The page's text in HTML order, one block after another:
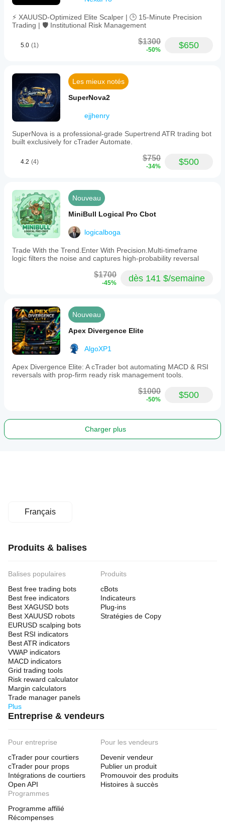
external
dependencies
internet
access
Profil de trading
Style
de
trading
Trading
Type de
Tendance
Technique
Fréquence
de trades
Moyenne
minimal
recommandé
1%
Période
du
graphique
45 minutes
Levier du
backtesting
quotidienne
risques
d'ordre
Limite
Quantité
max.
(lots)
1
Contrôles
des
risques
pris en
charge
Stop loss
Take profit
Limite de diminution maximale
⚡ XAUUSD-Optimized Elite Scalper | 🕒 15-Minute Precision
Trading | 🛡️ Institutional Risk Management
5.0 (1) $1300
-50% $650
Les mieux notés
SuperNova2
ejjhenry
SuperNova is a professional-grade Supertrend ATR trading bot
built exclusively for cTrader Automate.
4.2 (4) $750
-34% $500
Nouveau
MiniBull Logical Pro Cbot
logicalboga
Trade With the Trend.Enter With Precision.Multi-timeframe
logic filters the noise and captures high-probability reversal
$1700
-45% dès 141 $/semaine
Nouveau
Apex Divergence Elite
AlgoXP1
Apex Divergence Elite: A cTrader bot automating MACD & RSI
reversals with prop-firm ready risk management tools.
$1000
-50% $500
Charger plus
Français
Produits & balises
Balises populaires
Best free trading bots
Best free indicators
Best XAGUSD bots
Best XAUUSD robots
EURUSD scalping bots
Best RSI indicators
Best ATR indicators
VWAP indicators
MACD indicators
Grid trading tools
Risk reward calculator
Margin calculators
Trade manager panels
Plus
Produits
cBots
Indicateurs
Plug-ins
Stratégies de Copy
Entreprise & vendeurs
Pour entreprise
cTrader pour courtiers
cTrader pour props
Intégrations de courtiers
Open API
Pour les vendeurs
Devenir vendeur
Publier un produit
Promouvoir des produits
Histoires à succès
Programmes
Programme affilié
Récompenses